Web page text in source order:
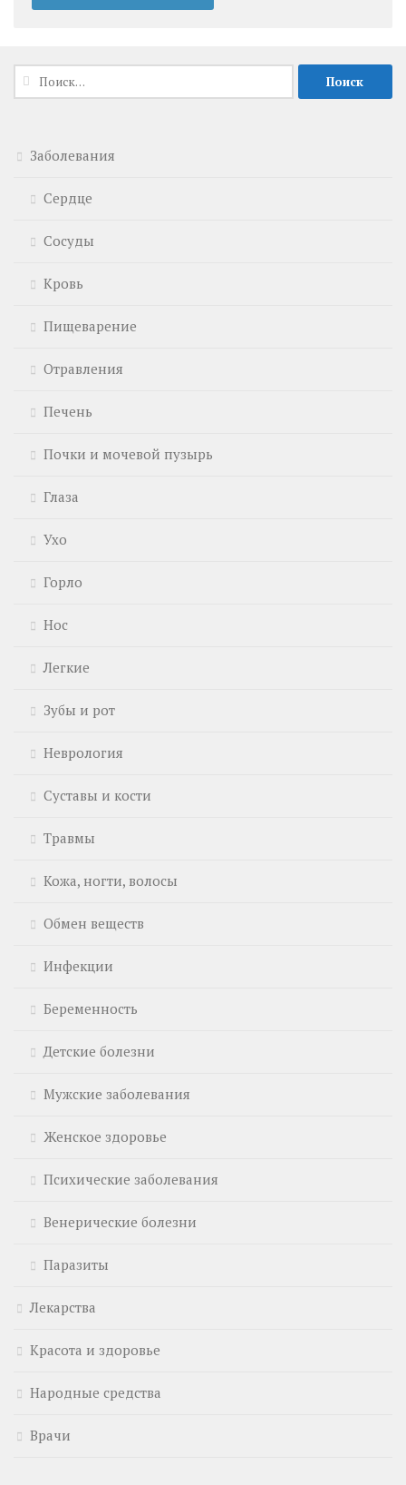
Найти:
Заболевания
Сердце
Сосуды
Кровь
Пищеварение
Отравления
Печень
Почки и мочевой пузырь
Глаза
Ухо
Горло
Нос
Легкие
Зубы и рот
Неврология
Суставы и кости
Травмы
Кожа, ногти, волосы
Обмен веществ
Инфекции
Беременность
Детские болезни
Мужские заболевания
Женское здоровье
Психические заболевания
Венерические болезни
Паразиты
Лекарства
Красота и здоровье
Народные средства
Врачи